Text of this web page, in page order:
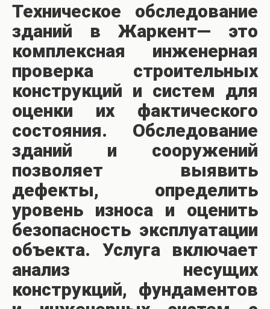
Техническое обследование
зданий в Жаркент— это
комплексная инженерная
проверка строительных
конструкций и систем для
оценки их фактического
состояния. Обследование
зданий и сооружений
позволяет выявить
дефекты, определить
уровень износа и оценить
безопасность эксплуатации
объекта. Услуга включает
анализ несущих
конструкций, фундаментов